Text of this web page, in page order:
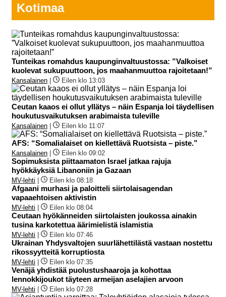
Kotimaa
Tunteikas romahdus kaupunginvaltuustossa: ”Valkoiset
kuolevat sukupuuttoon, jos maahanmuuttoa rajoitetaan!”
Kansalainen Eilen klo 13:03
Ceutan kaaos ei ollut yllätys – näin Espanja loi täydellisen
houkutusvaikutuksen arabimaista tuleville
Kansalainen Eilen klo 11:07
AFS: “Somalialaiset on kiellettävä Ruotsista – piste.”
Kansalainen Eilen klo 09:02
Sopimuksista piittaamaton Israel jatkaa rajuja
hyökkäyksiä Libanoniin ja Gazaan
MV-lehti Eilen klo 08:18
Afgaani murhasi ja paloitteli siirtolaisagendan
vapaaehtoisen aktivistin
MV-lehti Eilen klo 08:04
Ceutaan hyökänneiden siirtolaisten joukossa ainakin
tusina karkotettua äärimielistä islamistia
MV-lehti Eilen klo 07:46
Ukrainan Yhdysvaltojen suurlähettilästä vastaan nostettu
rikossyytteitä korruptiosta
MV-lehti Eilen klo 07:35
Venäjä yhdistää puolustushaaroja ja kohottaa
lennokkijoukot täyteen armeijan aselajien arvoon
MV-lehti Eilen klo 07:28